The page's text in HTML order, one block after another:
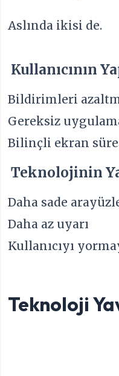
Aslında ikisi de.
Kullanıcının
Bildirimleri
Gereksiz
Bilinçli ekran
Teknolojinin
Daha sade
Daha az uyarı
Kullanıcıyı
Teknoloji